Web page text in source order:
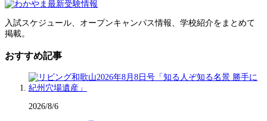
入試スケジュール、オープンキャンパス情報、学校紹介をまとめて
掲載。
おすすめ記事
2026/8/6